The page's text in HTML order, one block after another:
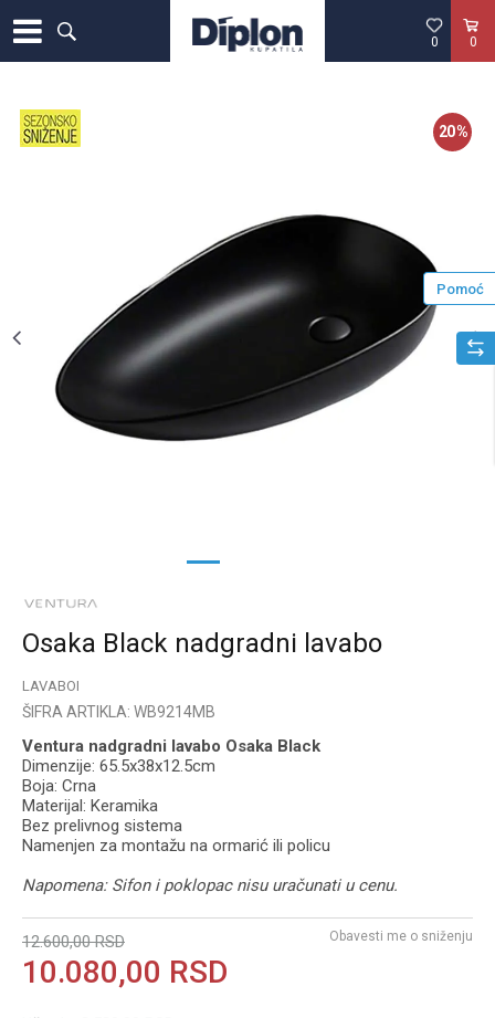
0
0
1
20%
Osaka Black nadgradni lavabo
LAVABOI
ŠIFRA ARTIKLA: WB9214MB
Ventura nadgradni lavabo Osaka Black
Dimenzije: 65.5x38x12.5cm
Boja: Crna
Materijal: Keramika
Bez prelivnog sistema
Namenjen za montažu na ormarić ili policu
Napomena: Sifon i poklopac nisu uračunati u cenu.
12.600,00 RSD
10.080,00 RSD
Obavesti me o sniženju
Pomoć